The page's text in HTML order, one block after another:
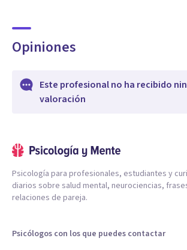
Opiniones
Este profesional no ha recibido
valoración
Psicología para profesionales, estudiantes y
diarios sobre salud mental, neurociencias,
relaciones de pareja.
Psicólogos con los que puedes contactar